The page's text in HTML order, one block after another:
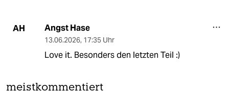
AH Angst Hase
13.06.2026, 17:35 Uhr
Love it. Besonders den letzten Teil :)
meistkommentiert